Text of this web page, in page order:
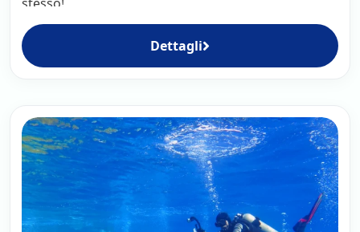
Dettagli